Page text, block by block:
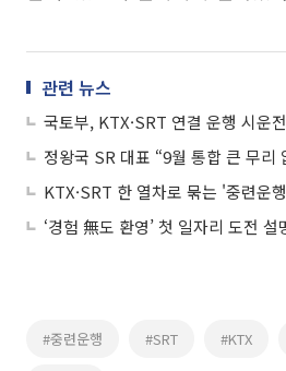
관련 뉴스
‘경험 無도 환영’ 첫 일자리 도전 설
#중련운행 #SRT #KTX